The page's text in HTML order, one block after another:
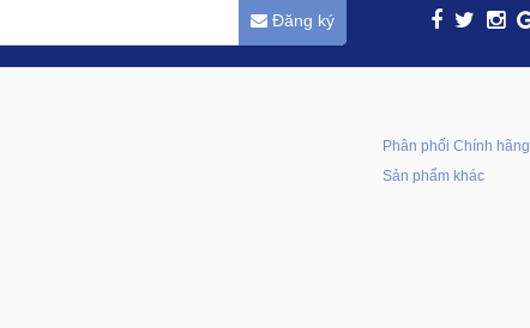
Đăng ký
Phân phối Chính hãng
Sản phẩm khác